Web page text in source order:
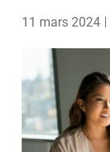
11 mars 2024